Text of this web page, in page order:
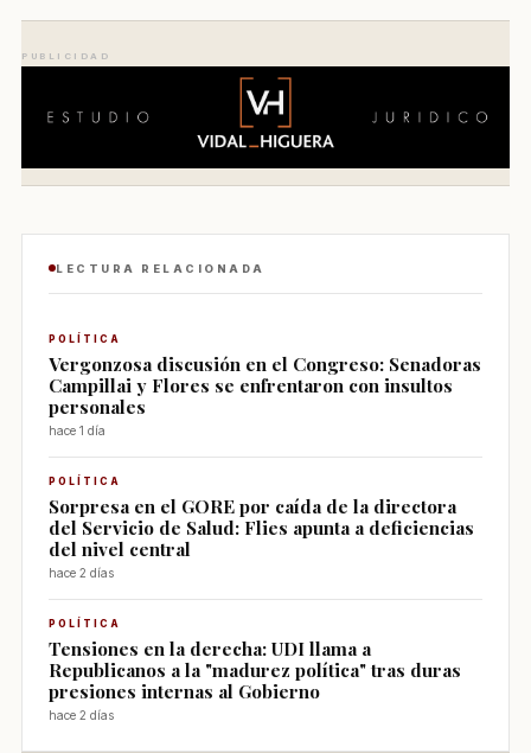
PUBLICIDAD
LECTURA RELACIONADA
POLÍTICA
Vergonzosa discusión en el Congreso: Senadoras
Campillai y Flores se enfrentaron con insultos
personales
hace 1 día
POLÍTICA
Sorpresa en el GORE por caída de la directora
del Servicio de Salud: Flies apunta a deficiencias
del nivel central
hace 2 días
POLÍTICA
Tensiones en la derecha: UDI llama a
Republicanos a la "madurez política" tras duras
presiones internas al Gobierno
hace 2 días